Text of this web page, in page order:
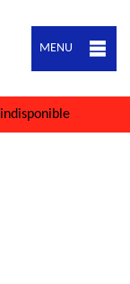
MENU
indisponible